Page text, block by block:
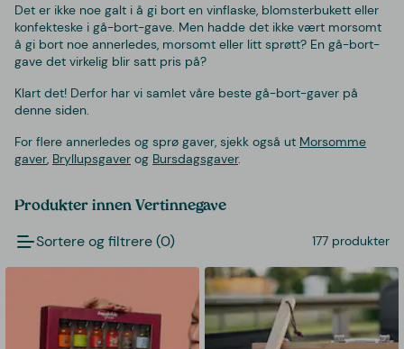
Det er ikke noe galt i å gi bort en vinflaske, blomsterbukett eller
konfekteske i gå-bort-gave. Men hadde det ikke vært morsomt
å gi bort noe annerledes, morsomt eller litt sprøtt? En gå-bort-
gave det virkelig blir satt pris på?
Klart det! Derfor har vi samlet våre beste gå-bort-gaver på
denne siden.
For flere annerledes og sprø gaver, sjekk også ut Morsomme
gaver Bryllupsgaver og Bursdagsgaver.
Produkter innen Vertinnegave
Sortere og filtrere (0) 177 produkter